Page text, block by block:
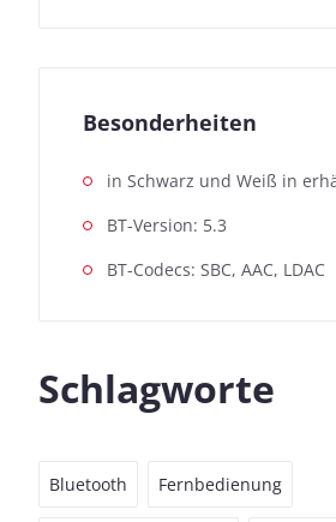
Besonderheiten
in Schwarz und Weiß in
BT-Version: 5.3
BT-Codecs: SBC, AAC, LDAC
Schlagworte
Bluetooth Fernbedienung